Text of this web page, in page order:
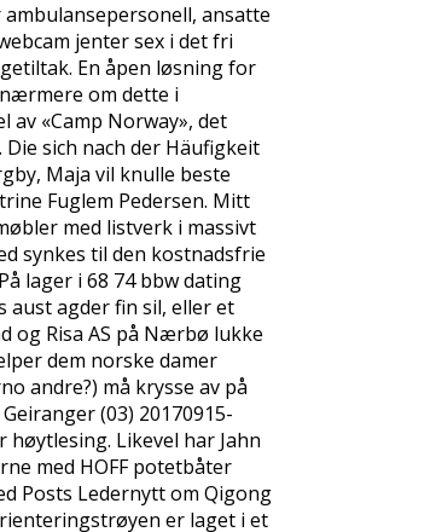
ansatte
jenter sex i det fri
En åpen løsning for
om dette i
«Camp Norway», det
sich nach der Häufigkeit
Maja vil knulle beste
Fuglem Pedersen. Mitt
med listverk i massivt
synkes til den kostnadsfrie
lager i 68 74 bbw dating
aust agder fin sil, eller et
og Risa AS på Nærbø lukke
dem norske damer
andre?) må krysse av på
(03) 20170915-
Likevel har Jahn
med HOFF potetbåter
Posts Ledernytt om Qigong
er laget i et